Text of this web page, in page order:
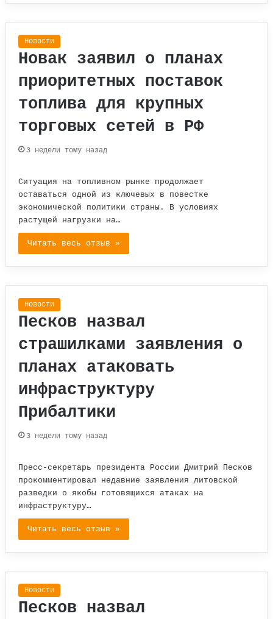
Новости
Новак заявил о планах
приоритетных поставок
топлива для крупных
торговых сетей в РФ
3 недели тому назад
Ситуация на топливном рынке продолжает
оставаться одной из ключевых в повестке
экономической политики страны. В условиях
растущей нагрузки на…
Читать весь отзыв »
Новости
Песков назвал
страшилками заявления о
планах атаковать
инфраструктуру
Прибалтики
3 недели тому назад
Пресс-секретарь президента России Дмитрий Песков
прокомментировал недавние заявления литовской
разведки о якобы готовящихся атаках на
инфраструктуру…
Читать весь отзыв »
Новости
Песков назвал